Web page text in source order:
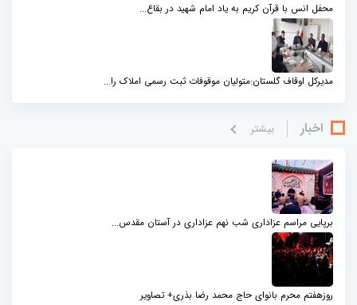
محفل انس با قرآن کریم به یاد امام شهید در بقاع...
مدیرکل اوقاف گلستان:متولیان موقوفات ثبت رسمی املاک را...
اخبار بيشتر
برپایی مراسم عزاداری شب نهم عزاداری در آستان مقدس...
روزهفتم محرم بانوای حاج محمد رضا بذری+ تصاویر